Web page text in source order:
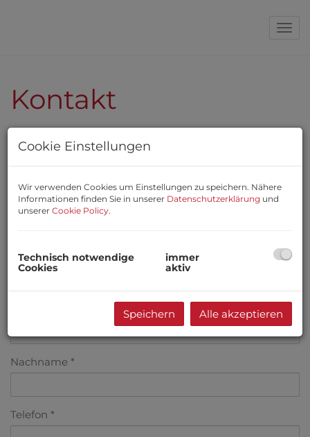
Kontakt
Wir freuen uns auf Ihre
Anfrage
E-Mail
Anrede
Nachname
Telefon
Cookie Einstellungen
Wir verwenden Cookies um Einstellungen zu speichern. Nähere
Informationen finden Sie in unserer Datenschutzerklärung und
unserer Cookie Policy.
Technisch notwendige
Cookies
immer
aktiv
Speichern Alle akzeptieren